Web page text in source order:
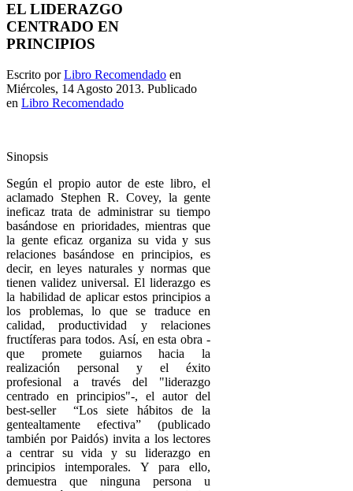
EL LIDERAZGO
CENTRADO EN
PRINCIPIOS
Escrito porLibro Recomendado en
Miércoles, 14 Agosto 2013. Publicado
en Libro Recomendado
Sinopsis
Según el propio autor de este libro, el
aclamado Stephen R. Covey, la gente
ineficaz trata de administrar su tiempo
basándose en prioridades, mientras que
la gente eficaz organiza su vida y sus
relaciones basándose en principios, es
decir, en leyes naturales y normas que
tienen validez universal. El liderazgo es
la habilidad de aplicar estos principios a
los problemas, lo que se traduce en
calidad, productividad y relaciones
fructíferas para todos. Así, en esta obra -
que promete guiarnos hacia la
realización personal y el éxito
profesional a través del "liderazgo
centrado en principios"-, el autor del
best-seller “Los siete hábitos de la
gentealtamente efectiva”
(publicado
también por Paidós) invita a los lectores
a centrar su vida y su liderazgo en
principios intemporales. Y para ello,
demuestra que ninguna persona u